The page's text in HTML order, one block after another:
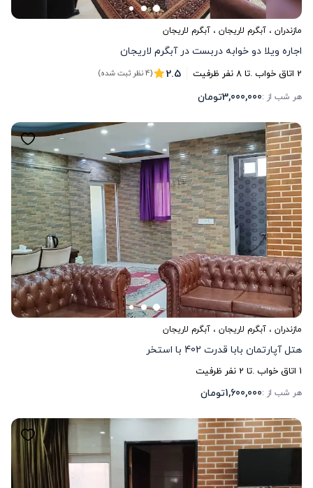
مازندران ، آبگرم لاریجان ، آبگرم لاریجان
اجاره ویلا دو خوابه دربست در آبگرم لاریجان
2 اتاق خواب .تا8نفر ظرفیت 2.5 (4 نظر ثبت شده)
هر شب از :3,000,000تومان
مازندران ، آبگرم لاریجان ، آبگرم لاریجان
هتل آپارتمان بابا قدرت 402 با استخر
1 اتاق خواب .تا 2 نفر ظرفیت
هر شب از :1,600,000تومان